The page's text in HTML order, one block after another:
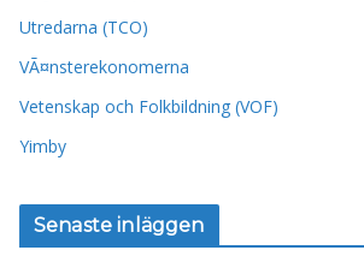
Utredarna (TCO)
VÃ¤nsterekonomerna
Vetenskap och Folkbildning (VOF)
Yimby
Senaste inläggen